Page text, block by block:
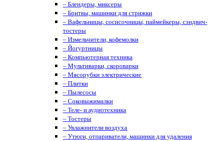
– Блендеры, миксеры
– Бритвы, машинки для стрижки
– Вафельницы, сосисочницы, паймейкеры, сэндвич-
тостеры
– Измельчители, кофемолки
– Йогуртницы
– Компьютерная техника
– Мультиварки, скороварки
– Мясорубки электрические
– Плитки
– Пылесосы
– Соковыжималки
– Теле- и аудиотехника
– Тостеры
– Увлажнители воздуха
– Утюги, отпариватели, машинки для удаления